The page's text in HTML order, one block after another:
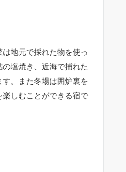
地元で採れた物を使っ
塩焼き、近海で捕れた
。また冬場は囲炉裏を
しむことができる宿で